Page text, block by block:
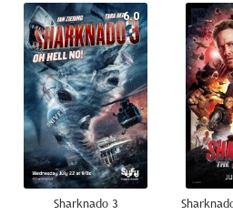
6.0
Sharknado 3